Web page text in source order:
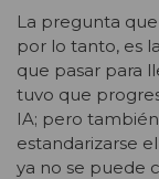
La pregunta
por lo tanto, es
que pasar para
tuvo que
IA; pero
estandarizarse
ya no se puede